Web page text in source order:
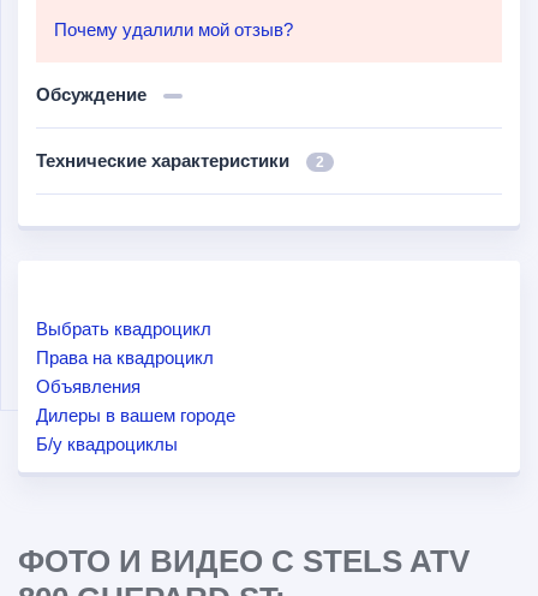
Почему удалили мой отзыв?
Обсуждение
Технические характеристики 2
Выбрать квадроцикл
Права на квадроцикл
Объявления
Дилеры в вашем городе
Б/у квадроциклы
ФОТО И ВИДЕО С STELS ATV